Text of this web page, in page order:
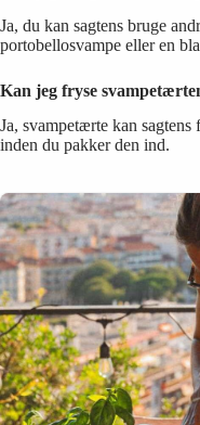
Ja, du kan sagtens bruge
portobellosvampe eller en
Kan jeg fryse
Ja, svampetærte kan
inden du pakker den ind.